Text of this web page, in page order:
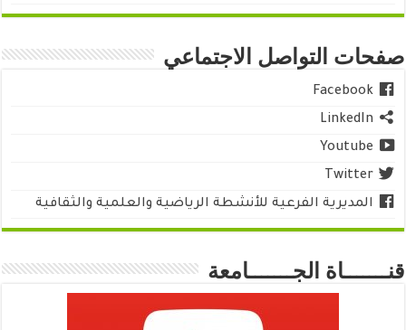
صفحات التواصل الاجتماعي
Facebook
LinkedIn
Youtube
Twitter
المديرية الفرعية للأنشطة الرياضية والعلمية والثقافية
قنـــــــاة الجـــــــامعة